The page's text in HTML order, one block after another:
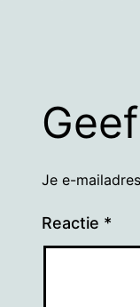
Je e-
Reactie *